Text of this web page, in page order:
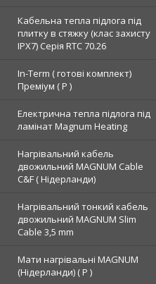
Кабельна тепла підлога під
плитку в стяжку (клас захисту
IPX7) Серія RTC 70.26
In-Term ( готові комплект)
Преміум ( Р )
Електрична тепла підлога під
ламінат Magnum Heating
Нагрівальний кабель
двожильний MAGNUM Cable
C&F ( Нідерланди)
Нагрівальний тонкий кабель
двожильний MAGNUM Slim
Cable 3,5 mm
Мати нагрівальні MAGNUM
(Нідерланди) ( Р )